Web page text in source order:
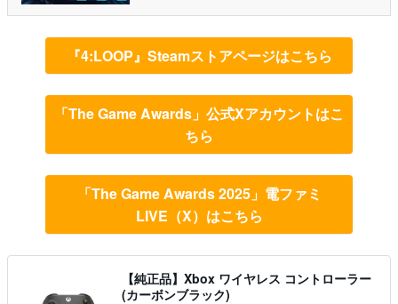
『4:LOOP』Steamストアページはこちら
「The Game Awards」公式Xアカウントはこ
ちら
「The Game Awards 2025」電ファミ
LIVE（X）はこちら
【純正品】Xbox ワイヤレス コントローラー
(カーボンブラック)